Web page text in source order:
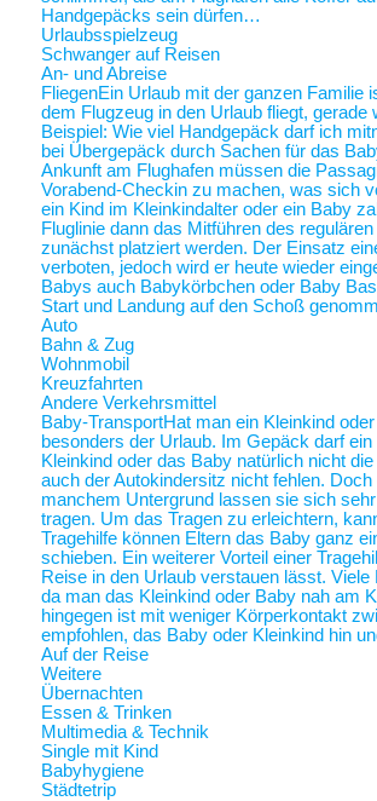
Handgepäcks sein dürfen…
Urlaubsspielzeug
Schwanger auf Reisen
An- und Abreise
FliegenEin Urlaub mit der ganzen Familie
dem Flugzeug in den Urlaub fliegt,
Beispiel: Wie viel Handgepäck darf ich
bei Übergepäck durch Sachen für das
Ankunft am Flughafen müssen die
Vorabend-Checkin zu machen, was sich
ein Kind im Kleinkindalter oder ein Baby
Fluglinie dann das Mitführen des
zunächst platziert werden. Der Einsatz
verboten, jedoch wird er heute wieder
Babys auch Babykörbchen oder Baby
Start und Landung auf den Schoß
Auto
Bahn & Zug
Wohnmobil
Kreuzfahrten
Andere Verkehrsmittel
Baby-TransportHat man ein Kleinkind
besonders der Urlaub. Im Gepäck darf
Kleinkind oder das Baby natürlich nicht
auch der Autokindersitz nicht fehlen.
manchem Untergrund lassen sie sich
tragen. Um das Tragen zu erleichtern,
Tragehilfe können Eltern das Baby ganz
schieben. Ein weiterer Vorteil einer
Reise in den Urlaub verstauen lässt.
da man das Kleinkind oder Baby nah am
hingegen ist mit weniger Körperkontakt
empfohlen, das Baby oder Kleinkind hin
Auf der Reise
Weitere
Übernachten
Essen & Trinken
Multimedia & Technik
Single mit Kind
Babyhygiene
Städtetrip